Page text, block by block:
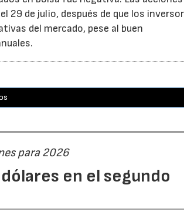
29 de julio, después de que los
del mercado, pese al buen
para 2026
en el segundo